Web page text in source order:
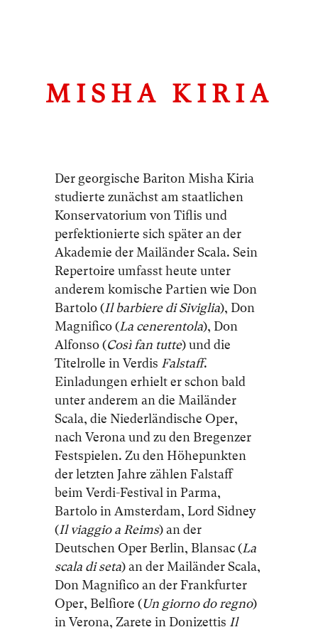
MISHA KIRIA
Der georgische Bariton Misha Kiria
studierte zunächst am staatlichen
Konservatorium von Tiflis und
perfektionierte sich später an der
Akademie der Mailänder Scala. Sein
Repertoire umfasst heute unter
anderem komische Partien wie Don
Bartolo (Il barbiere di Siviglia), Don
Magnifico (La cenerentola), Don
Alfonso (Così fan tutte) und die
Titelrolle in Verdis Falstaff.
Einladungen erhielt er schon bald
unter anderem an die Mailänder
Scala, die Niederländische Oper,
nach Verona und zu den Bregenzer
Festspielen. Zu den Höhepunkten
der letzten Jahre zählen Falstaff
beim Verdi-Festival in Parma,
Bartolo in Amsterdam, Lord Sidney
(Il viaggio a Reims) an der
Deutschen Oper Berlin, Blansac (La
scala di seta) an der Mailänder Scala,
Don Magnifico an der Frankfurter
Oper, Belfiore (Un giorno do regno)
in Verona, Zarete in Donizettis Il